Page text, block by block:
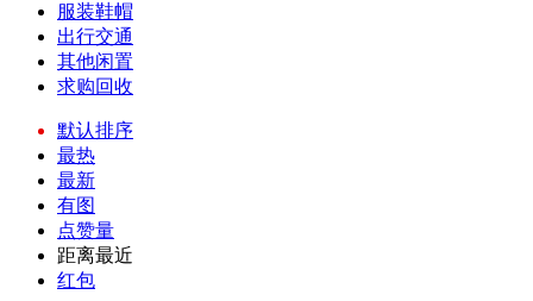
服装鞋帽
出行交通
其他闲置
求购回收
默认排序
最热
最新
有图
点赞量
距离最近
红包